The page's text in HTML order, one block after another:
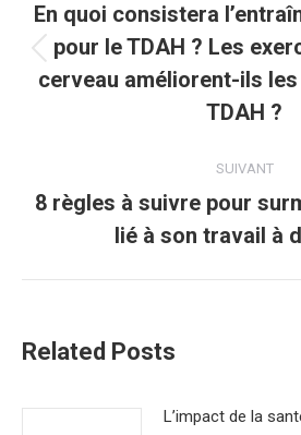
Article
:
En quoi consistera
pour le TDAH ? Les
cerveau améliorent-ils
TDAH ?
SUIVANT
Article
suivant
:
8 règles à suivre pour
lié à son travail à
Related Posts
L’impact de la